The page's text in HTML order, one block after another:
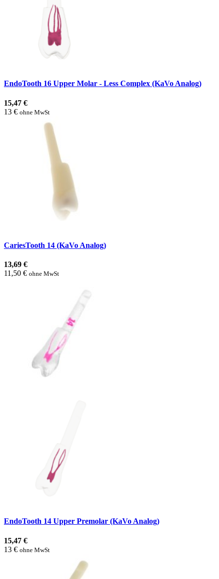
EndoTooth 16 Upper Molar - Less Complex (KaVo Analog)
15,47 €
13 € ohne MwSt
CariesTooth 14 (KaVo Analog)
13,69 €
11,50 € ohne MwSt
EndoTooth 14 Upper Premolar (KaVo Analog)
15,47 €
13 € ohne MwSt